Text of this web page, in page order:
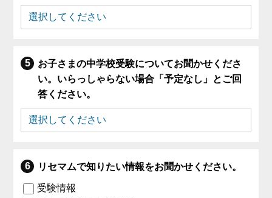
お子さまの中学校受験についてお聞かせくださ
い。いらっしゃらない場合「予定なし」とご回
答ください。
リセマムで知りたい情報をお聞かせください。
受験情報